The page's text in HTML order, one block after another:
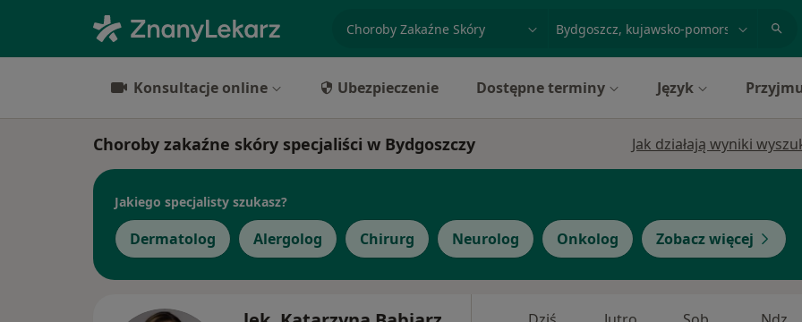
specjalizacja, badanie lub nazwisko
Konsultacje online Ubezpieczenie Dostępne terminy Język
Choroby zakaźne skóry specjaliści w Bydgoszczy Jak działają wyniki
Jakiego specjalisty szukasz?
Dermatolog Alergolog Chirurg Neurolog Onkolog Zobacz więcej